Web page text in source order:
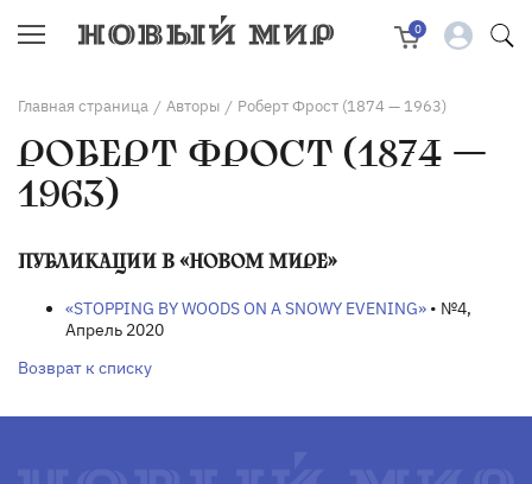
0
Главная страница / Авторы / Роберт Фрост (1874 — 1963)
РОБЕРТ ФРОСТ (1874 —
1963)
ПУБЛИКАЦИИ В «НОВОМ МИРЕ»
«STOPPING BY WOODS ON A SNOWY EVENING» • №4,
Апрель 2020
Возврат к списку